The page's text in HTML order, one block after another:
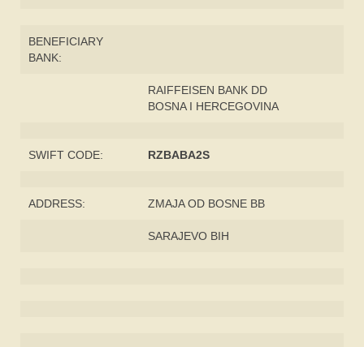
BENEFICIARY
BANK:
RAIFFEISEN BANK DD
BOSNA I HERCEGOVINA
SWIFT CODE: RZBABA2S
ADDRESS: ZMAJA OD BOSNE BB
SARAJEVO BIH